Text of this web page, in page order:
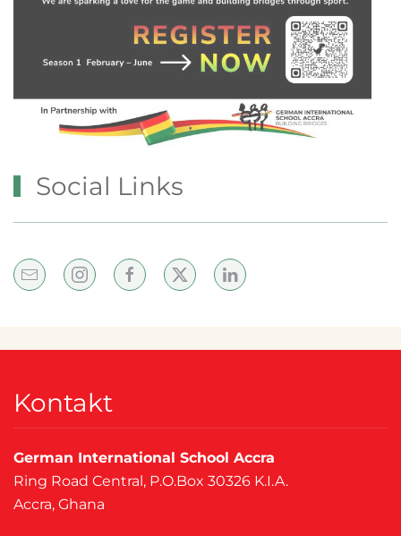
Social Links
Kontakt
German International School Accra
Ring Road Central, P.O.Box 30326 K.I.A.
Accra, Ghana